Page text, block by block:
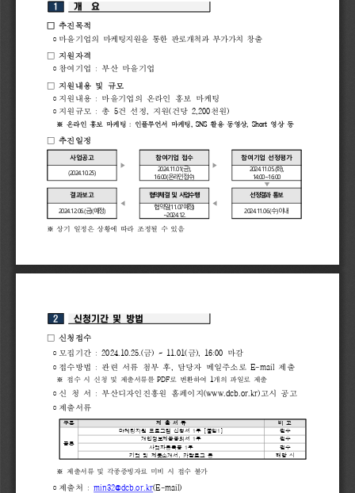
1 개 요
□ 추진목적
◦
마을기업 의 마케팅지원을 통한 판로개척과 부가가치 창출
□ 지원자격
◦
참여 기업 : 부산 마을기업
□ 지원내용 및 규모
◦
지원내용 : 마을기업의 온라인 홍보
마케팅
◦
지원규모 : 총 5건 선정, 지원(건당 2,200천원)
※ 온라인 홍보 마케팅 : 인플루언서 마케팅 , SNS 활용 동영상, Short 영상 등
□ 추진일정
사업공고
▶
참여기업 접수
▶
참여기업 선정평가
(2024.10.25)
2024.11.01(금),
16:00(온라인접수)
2024.11.05.(화),
14:00~16:00
▼
결과보고
◀
협약체결 및 사업수행
◀
선정결과 통보
2024.12.06.(금)(예정)
협약일(11.07예정)
~2024.12.
2024.11.06.(수)이내
※ 상기 일정은 상황에 따라 조정될 수 있음
2 신청기간 및 방법
□ 신청접수
◦
모집기간 : 2024.10.25.(금) ~ 11.01( 금), 16:00
마감
◦
접수방법 : 관련 서류 첨부 후, 담당자 메일주소로 E-mail 제출
※ 접수 시 신청 및 제출서류를 PDF로 변환하여 1 개의 파일로 제출
◦ 신 청 서 : 부산디자인진흥원 홈페이지(www.dcb.or.kr) 고시 공고
◦
제출서류
구분 제 출 서 류 비 고
공통
마케팅지원 프로그램 신청서 1부 [ 붙임1]
필수
개인정보제공동의서
1부
필수
사업자등록증 1부
필수
기업
및 제품소개서 카달로그 등 해당 시
※ 제출서류 및 각종증빙자료 미비 시 접수 불가
◦ 제출처 : min32@dcb.or.kr(E-mail)